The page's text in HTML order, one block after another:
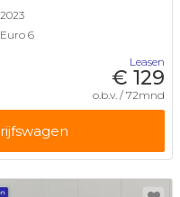
2023
Euro 6
Leasen
€ 129
o.b.v. / 72mnd